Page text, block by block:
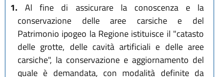
1. Al fine di assicurare la conoscenza e la
conservazione delle aree carsiche e del
Patrimonio ipogeo la Regione istituisce il "catasto
delle grotte, delle cavità artificiali e delle aree
carsiche", la conservazione e aggiornamento del
quale è demandata, con modalità definite da